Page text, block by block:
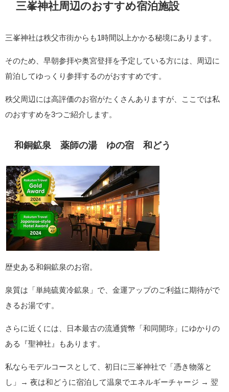
三峯神社周辺のおすすめ宿泊施設
三峯神社は秩父市街からも1時間以上かかる秘境にあります。
そのため、早朝参拝や奥宮登拝を予定している方には、周辺に
前泊してゆっくり参拝するのがおすすめです。
秩父周辺には高評価のお宿がたくさんありますが、ここでは私
のおすすめを3つご紹介します。
和銅鉱泉 薬師の湯 ゆの宿 和どう
歴史ある和銅鉱泉のお宿。
泉質は「単純硫黄冷鉱泉」で、金運アップのご利益に期待がで
きるお湯です。
さらに近くには、日本最古の流通貨幣「和同開珎」にゆかりの
ある『聖神社』もあります。
私ならモデルコースとして、初日に三峯神社で「憑き物落と
し」→ 夜は和どうに宿泊して温泉でエネルギーチャージ → 翌